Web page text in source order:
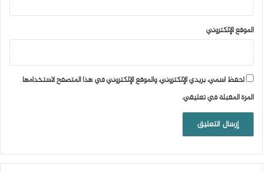
الموقع الإلكتروني
احفظ اسمي، بريدي الإلكتروني، والموقع الإلكتروني في هذا المتصفح لاستخدامها
المرة المقبلة في تعليقي.